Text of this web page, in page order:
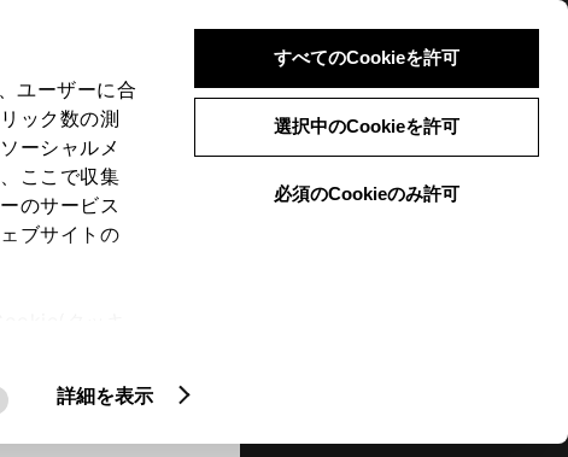
ユーザーに合
ック数の測
ーシャルメ
ここで収集
のサービス
ブサイトの
詳細を表示
すべてのCookieを許可
選択中のCookieを許可
必須のCookieのみ許可
ログイン 検索 メニュー
メニュー